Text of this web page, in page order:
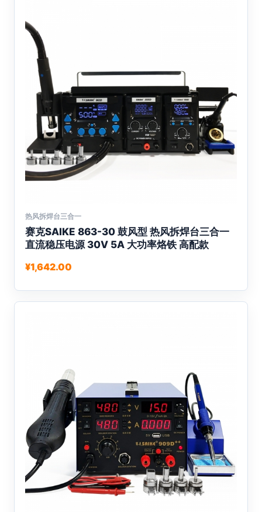
热风拆焊台三合一
赛克SAIKE 863-30 鼓风型 热风拆焊台三合一
直流稳压电源 30V 5A 大功率烙铁 高配款
¥1,642.00
本
产
品
种
变
选
择
这
些
选